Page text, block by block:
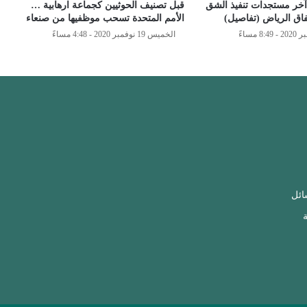
مستجدات تنفيذ الشق
الرياض (تفاصيل)
قبل تصنيف الحوثيين كجماعة ارهابية …
الأمم المتحدة تسحب موظفيها من صنعاء
الخميس 19 نوفمبر 2020 - 4:48 مساءً